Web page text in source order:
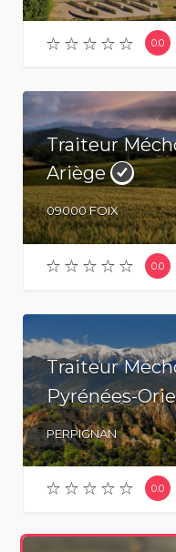
0.0
Traiteur
Ariège
09000FOIX
0.0
Traiteur
Pyrénées-
PERPIGNAN
0.0